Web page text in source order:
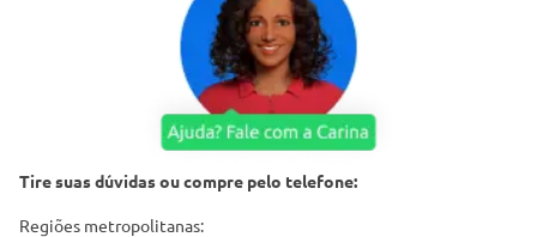
Tire suas dúvidas ou compre pelo telefone:
Regiões metropolitanas: